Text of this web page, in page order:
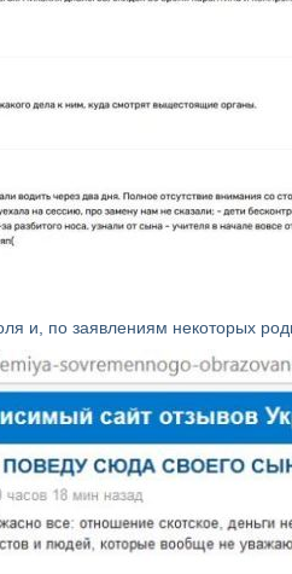
и, по заявлениям некоторых